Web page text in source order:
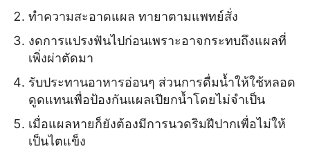
ทำความสะอาดแผล ทายาตามแพทย์สั่ง
งดการแปรงฟันไปก่อนเพราะอาจกระทบถึงแผลที่
เพิ่งผ่าตัดมา
รับประทานอาหารอ่อนๆ ส่วนการดื่มน้ำให้ใช้หลอด
ดูดแทนเพื่อป้องกันแผลเปียกน้ำโดยไม่จำเป็น
เมื่อแผลหายก็ยังต้องมีการนวดริมฝีปากเพื่อไม่ให้
เป็นไตแข็ง